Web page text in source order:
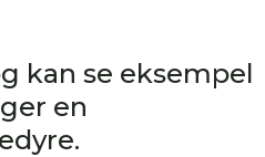
kan se eksempel
en